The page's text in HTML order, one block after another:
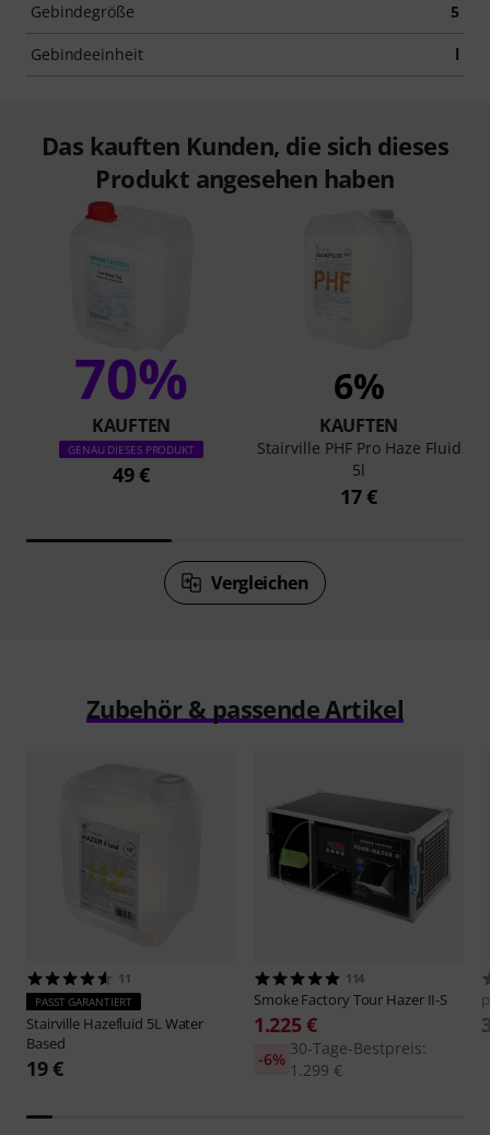
Gebindegröße 5
Gebindeeinheit l
Das kauften Kunden, die sich dieses
Produkt angesehen haben
70%
KAUFTEN
GENAU DIESES PRODUKT
49 €
6%
KAUFTEN
Stairville PHF Pro Haze Fluid
5l
17 €
Vergleichen
Zubehör & passende Artikel
11
PASST GARANTIERT
Stairville Hazefluid 5L Water
Based
19 €
114
Smoke Factory Tour Hazer II-S
1.225 €
30-Tage-Bestpreis:
1.299 €
-6%